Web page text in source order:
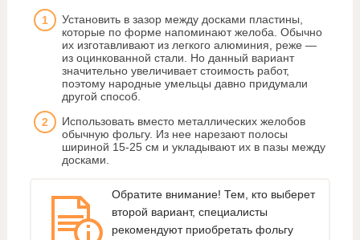
Установить в зазор между досками пластины,
которые по форме напоминают желоба. Обычно
их изготавливают из легкого алюминия, реже —
из оцинкованной стали. Но данный вариант
значительно увеличивает стоимость работ,
поэтому народные умельцы давно придумали
другой способ.
Использовать вместо металлических желобов
обычную фольгу. Из нее нарезают полосы
шириной 15-25 см и укладывают их в пазы между
досками.
Обратите внимание! Тем, кто выберет
второй вариант, специалисты
рекомендуют приобретать фольгу